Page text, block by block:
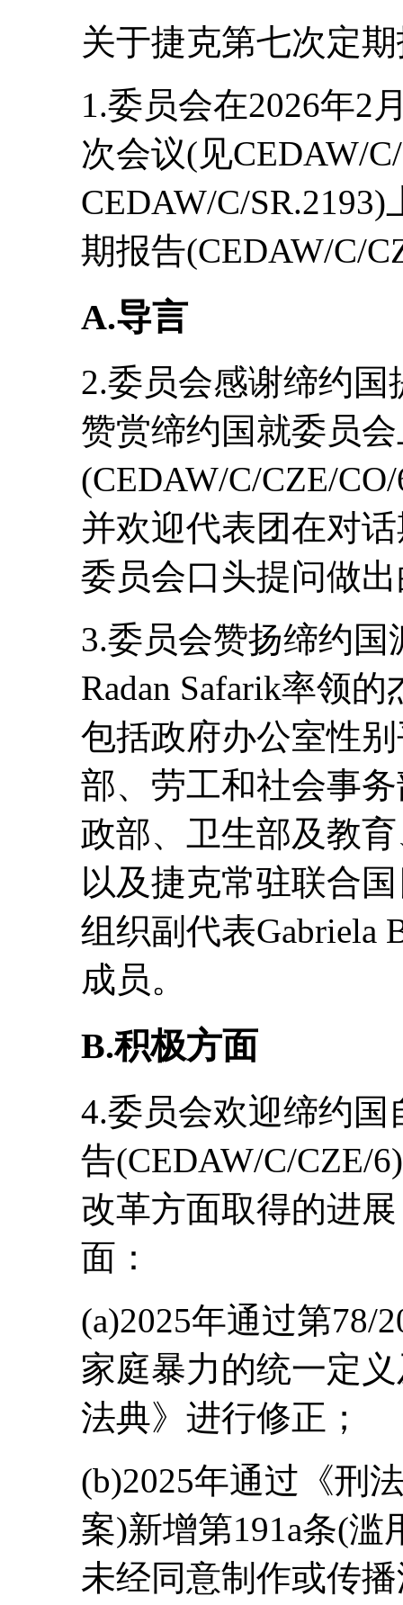
关于捷克第七次定
1.委员会在2026年2
次会议(见CEDAW/
CEDAW/C/
期报告(CEDAW/C/
A.导言
2.委员会感谢缔约
赞赏缔约国就委员
(CEDAW/C/CZE/
并欢迎代表团在对
委员会口头提问做
3.委员会赞扬缔约
Radan Safarik率领
包括政府办公室性
部、劳工和社会事
政部、卫生部及教
以及捷克常驻联合
组织副代表Gabriela
成员。
B.积极方面
4.委员会欢迎缔约国
告(CEDAW/C/CZE/
改革方面取得的进
面：
(a)2025年通过第78/
家庭暴力的统一定
法典》进行修正；
(b)2025年通过《刑
案)新增第191a条(
未经同意制作或传